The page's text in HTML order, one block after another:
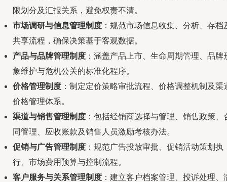
限划分及汇报关系，避免权责不清。
市场调研与信息管理制度 ：规范市场信息收集、分析、存档
共享流程，确保决策基于客观数据。
产品与品牌管理制度 ：涵盖产品上市、生命周期管理、品牌
象维护与危机公关的标准化程序。
价格管理制度 ：制定定价策略审批流程、价格调整机制及渠
价格管理体系。
渠道与销售管理制度 ：包括经销商选择与管理、销售政策、
同管理、应收账款及销售人员激励考核办法。
促销与广告管理制度 ：规范广告投放审批、促销活动策划执
行、市场费用预算与控制流程。
客户服务与关系管理制度 ：建立客户档案管理、投诉处理、